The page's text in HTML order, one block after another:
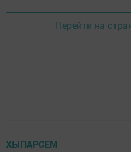
Перейти на
ХЫПАРСЕМ